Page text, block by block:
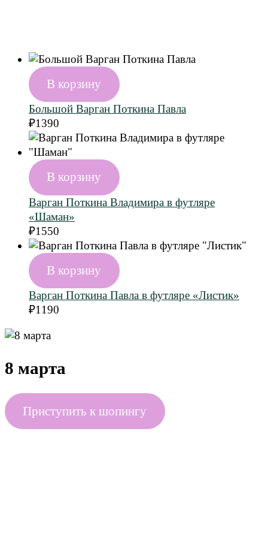
В корзину
Большой Варган Поткина Павла
₽1390
В корзину
Варган Поткина Владимира в футляре
«Шаман»
₽1550
В корзину
Варган Поткина Павла в футляре «Листик»
₽1190
8 марта
Приступить к шопингу